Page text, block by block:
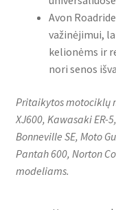
Avon
važinėjimui,
kelionėms ir
nori senos
Pritaikytos motociklų
XJ600, Kawasaki ER-
Bonneville SE, Moto
Pantah 600, Norton
modeliams.